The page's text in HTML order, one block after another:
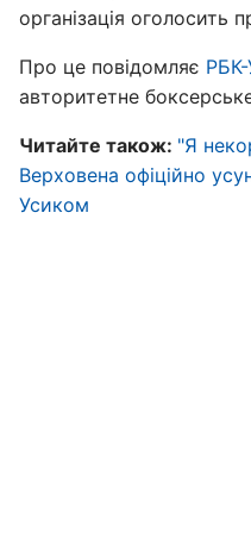
організація оголосить
Про це повідомляє РБК-
авторитетне
Читайте також: "Я
Верховена офіційно
Усиком